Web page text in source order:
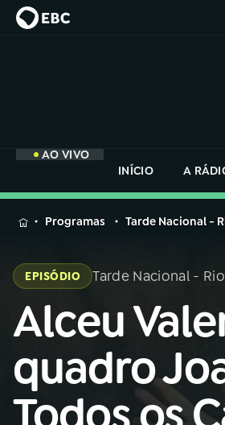
AO VIVO
INÍCIO
A
MENU
Buscar
na
Rádio
Nacional
AO VIVO
01 INÍCIO
na
Rádio
Programas Tarde Nacional -
EPISÓDIO Tarde Nacional -
Alceu
quadro